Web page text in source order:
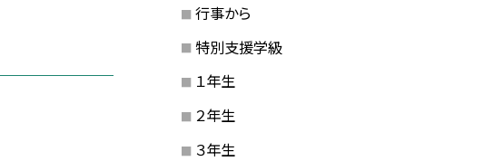
行事から
特別支援学級
１年生
２年生
３年生